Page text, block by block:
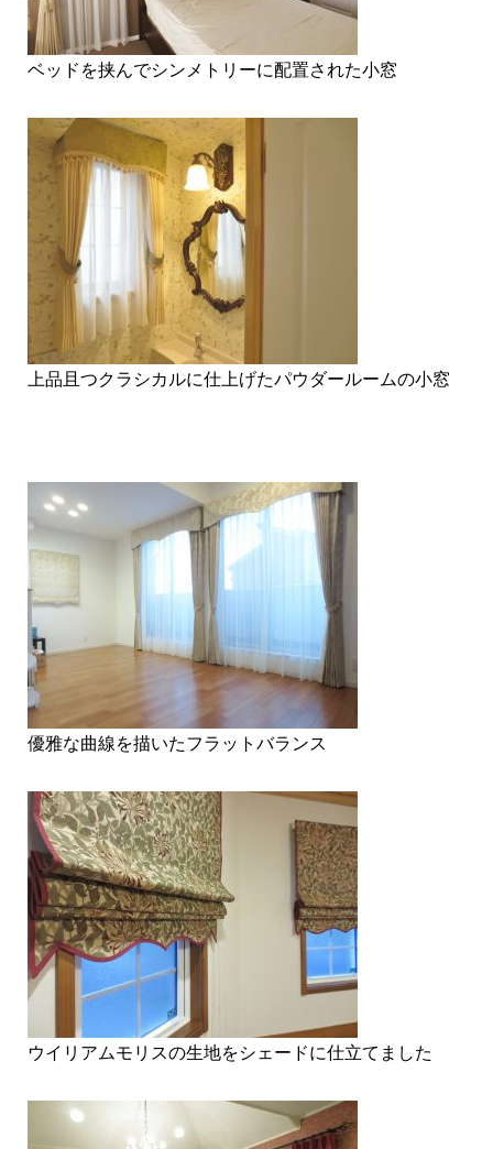
ベッドを挟んでシンメトリーに配置された小窓
上品且つクラシカルに仕上げたパウダールームの小窓
優雅な曲線を描いたフラットバランス
ウイリアムモリスの生地をシェードに仕立てました